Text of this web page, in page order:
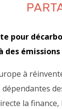
pour
des
à
la